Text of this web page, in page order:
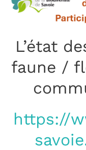
L’état
faune /
https://